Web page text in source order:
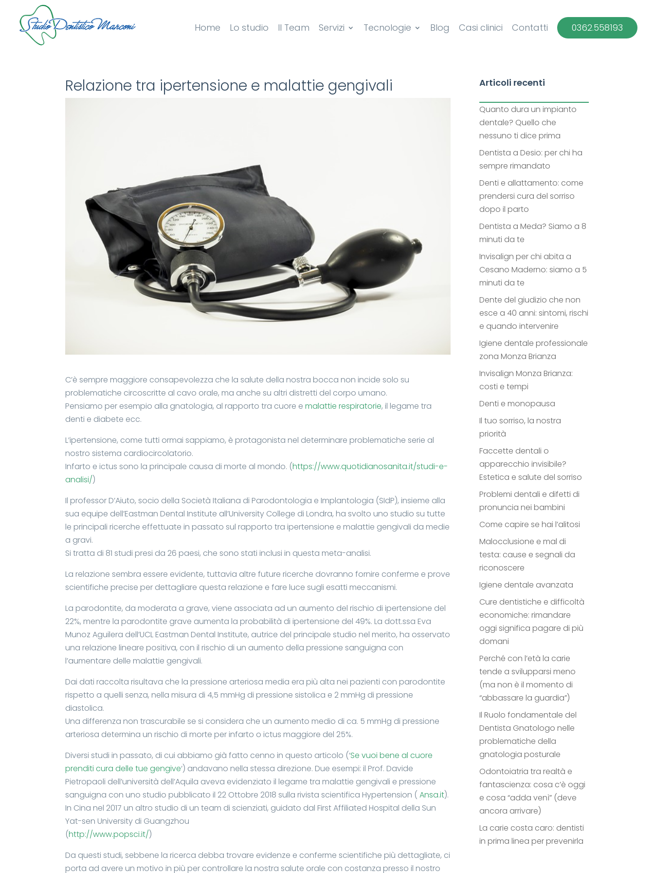
Home Lo studio Il Team Servizi Tecnologie Blog Casi clinici Contatti 0362.558193
Relazione tra ipertensione e malattie gengivali
C’è sempre maggiore consapevolezza che la salute della nostra bocca non incide solo su
problematiche circoscritte al cavo orale, ma anche su altri distretti del corpo umano.
Pensiamo per esempio alla gnatologia, al rapporto tra cuore emalattie respiratorie, il legame tra
denti e diabete ecc.
L’ipertensione, come tutti ormai sappiamo, è protagonista nel determinare problematiche serie al
nostro sistema cardiocircolatorio.
Infarto e ictus sono la principale causa di morte al mondo. (https://www.quotidianosanita.it/studi-e-
analisi/)
Il professor D’Aiuto, socio della Società Italiana di Parodontologia e Implantologia (SIdP), insieme alla
sua equipe dell’Eastman Dental Institute all’University College di Londra, ha svolto uno studio su tutte
le principali ricerche effettuate in passato sul rapporto tra ipertensione e malattie gengivali da medie
a gravi.
Si tratta di 81 studi presi da 26 paesi, che sono stati inclusi in questa meta-analisi.
La relazione sembra essere evidente, tuttavia altre future ricerche dovranno fornire conferme e prove
scientifiche precise per dettagliare questa relazione e fare luce sugli esatti meccanismi.
La parodontite, da moderata a grave, viene associata ad un aumento del rischio di ipertensione del
22%, mentre la parodontite grave aumenta la probabilità di ipertensione del 49%. La dott.ssa Eva
Munoz Aguilera dell’UCL Eastman Dental Institute, autrice del principale studio nel merito, ha osservato
una relazione lineare positiva, con il rischio di un aumento della pressione sanguigna con
l’aumentare delle malattie gengivali.
Dai dati raccolta risultava che la pressione arteriosa media era più alta nei pazienti con parodontite
rispetto a quelli senza, nella misura di 4,5 mmHg di pressione sistolica e 2 mmHg di pressione
diastolica.
Una differenza non trascurabile se si considera che un aumento medio di ca. 5 mmHg di pressione
arteriosa determina un rischio di morte per infarto o ictus maggiore del 25%.
Diversi studi in passato, di cui abbiamo già fatto cenno in questo articolo (‘Se vuoi bene al cuore
prenditi cura delle tue gengive‘) andavano nella stessa direzione. Due esempi: il Prof. Davide
Pietropaoli dell’università dell’Aquila aveva evidenziato il legame tra malattie gengivali e pressione
sanguigna con uno studio pubblicato il 22 Ottobre 2018 sulla rivista scientifica Hypertension (Ansa.it).
In Cina nel 2017 un altro studio di un team di scienziati, guidato dal First Affiliated Hospital della Sun
Yat-sen University di Guangzhou
(http://www.popsci.it/)
Da questi studi, sebbene la ricerca debba trovare evidenze e conferme scientifiche più dettagliate, ci
porta ad avere un motivo in più per controllare la nostra salute orale con costanza presso il nostro
Articoli recenti
Quanto dura un impianto
dentale? Quello che
nessuno ti dice prima
Dentista a Desio: per chi ha
sempre rimandato
Denti e allattamento: come
prendersi cura del sorriso
dopo il parto
Dentista a Meda? Siamo a 8
minuti da te
Invisalign per chi abita a
Cesano Maderno: siamo a 5
minuti da te
Dente del giudizio che non
esce a 40 anni: sintomi, rischi
e quando intervenire
Igiene dentale professionale
zona Monza Brianza
Invisalign Monza Brianza:
costi e tempi
Denti e monopausa
Il tuo sorriso, la nostra
priorità
Faccette dentali o
apparecchio invisibile?
Estetica e salute del sorriso
Problemi dentali e difetti di
pronuncia nei bambini
Come capire se hai l’alitosi
Malocclusione e mal di
testa: cause e segnali da
riconoscere
Igiene dentale avanzata
Cure dentistiche e difficoltà
economiche: rimandare
oggi significa pagare di più
domani
Perché con l’età la carie
tende a svilupparsi meno
(ma non è il momento di
“abbassare la guardia”)
Il Ruolo fondamentale del
Dentista Gnatologo nelle
problematiche della
gnatologia posturale
Odontoiatria tra realtà e
fantascienza: cosa c’è oggi
e cosa “adda venì” (deve
ancora arrivare)
La carie costa caro: dentisti
in prima linea per prevenirla